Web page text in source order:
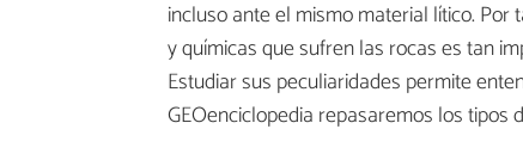
incluso ante el mismo material lítico.
y químicas que sufren las rocas es tan
Estudiar sus peculiaridades permite
GEOenciclopedia repasaremos los tipos